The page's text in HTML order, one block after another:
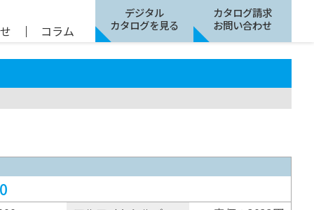
｜ コラム
デジタル
カタログを見る
カタログ請求
お問い合わせ